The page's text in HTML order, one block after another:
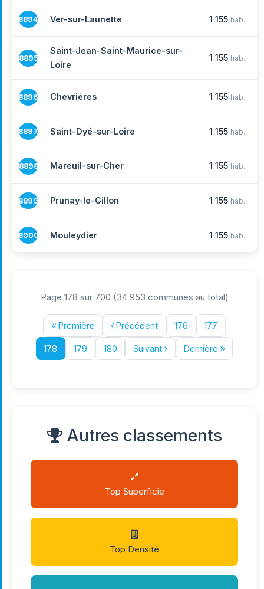
8894 Ver-sur-Launette 1 155 hab.
8895
Saint-Jean-Saint-Maurice-sur-
Loire
1 155 hab.
8896 Chevrières 1 155 hab.
8897 Saint-Dyé-sur-Loire 1 155 hab.
8898 Mareuil-sur-Cher 1 155 hab.
8899 Prunay-le-Gillon 1 155 hab.
8900 Mouleydier 1 155 hab.
Page 178 sur 700 (34 953 communes au total)
Première Précédent 176 177
178 179 180 Suivant Dernière
Autres classements
Top Superficie
Top Densité